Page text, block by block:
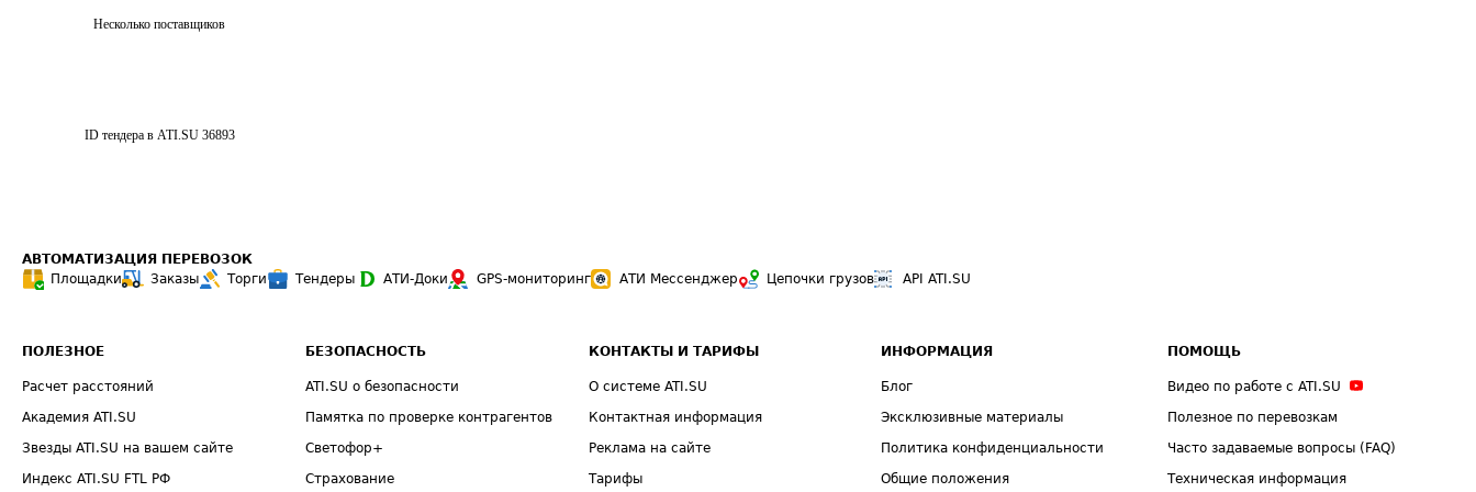
Несколько поставщиков
ID тендера в ATI.SU 36893
АВТОМАТИЗАЦИЯ ПЕРЕВОЗОК
Площадки
Заказы Торги Тендеры АТИ-Доки GPS-мониторинг АТИ Мессенджер Цепочки грузов API ATI.SU
ПОЛЕЗНОЕ
Расчет расстояний
Академия ATI.SU
Звезды ATI.SU на вашем сайте
Индекс ATI.SU FTL РФ
БЕЗОПАСНОСТЬ
ATI.SU о безопасности
Памятка по проверке контрагентов
Светофор+
Страхование
КОНТАКТЫ И ТАРИФЫ
О системе ATI.SU
Контактная информация
Реклама на сайте
Тарифы
ИНФОРМАЦИЯ
Блог
Эксклюзивные материалы
Политика конфиденциальности
Общие положения
ПОМОЩЬ
Видео по работе с ATI.SU
Полезное по перевозкам
Часто задаваемые вопросы (FAQ)
Техническая информация